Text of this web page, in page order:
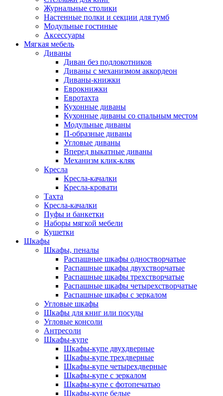
Журнальные столики
Настенные полки и секции для тумб
Модульные гостиные
Аксессуары
Мягкая мебель
Диваны
Диван без подлокотников
Диваны с механизмом аккордеон
Диваны-книжки
Еврокнижки
Евротахта
Кухонные диваны
Кухонные диваны со спальным местом
Модульные диваны
П-образные диваны
Угловые диваны
Вперед выкатные диваны
Механизм клик-кляк
Кресла
Кресла-качалки
Кресла-кровати
Тахта
Кресла-качалки
Пуфы и банкетки
Наборы мягкой мебели
Кушетки
Шкафы
Шкафы, пеналы
Распашные шкафы одностворчатые
Распашные шкафы двухстворчатые
Распашные шкафы трехстворчатые
Распашные шкафы четырехстворчатые
Распашные шкафы с зеркалом
Угловые шкафы
Шкафы для книг или посуды
Угловые консоли
Антресоли
Шкафы-купе
Шкафы-купе двухдверные
Шкафы-купе трехдверные
Шкафы-купе четырехдверные
Шкафы-купе с зеркалом
Шкафы-купе с фотопечатью
Шкафы-купе белые